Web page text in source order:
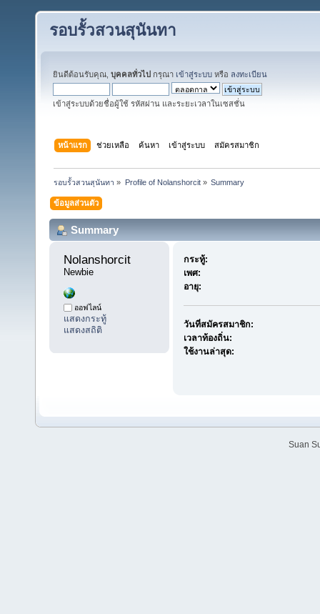
รอบรั้วสวนสุนันทา
ยินดีต้อนรับคุณ, บุคคลทั่วไป กรุณา เข้าสู่ระบบ หรือ ลงทะเบียน
เข้าสู่ระบบด้วยชื่อผู้ใช้ รหัสผ่าน และระยะเวลาในเซสชั่น
หน้าแรก ช่วยเหลือ ค้นหา เข้าสู่ระบบ สมัครสมาชิก
รอบรั้วสวนสุนันทา » Profile of Nolanshorcit» Summary
ข้อมูลส่วนตัว
Summary
Nolanshorcit
Newbie
ออฟไลน์
แสดงกระทู้
แสดงสถิติ
กระทู้:
เพศ:
อายุ:
วันที่สมัครสมาชิก:
เวลาท้องถิ่น:
ใช้งานล่าสุด:
Suan